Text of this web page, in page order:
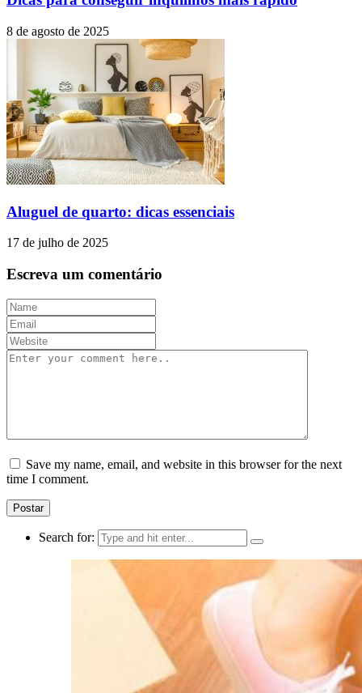
8 de agosto de 2025
Aluguel de quarto: dicas essenciais
17 de julho de 2025
Escreva um comentário
Save my name, email, and website in this browser for the next
time I comment.
Search for: